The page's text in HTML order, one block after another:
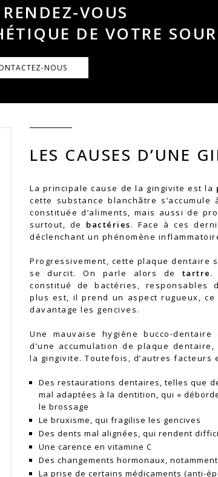
VOUS
DE VOTRE
NOUS
LES CAUSES D’UNE
La principale cause de la gingivite est la
cette substance blanchâtre
constituée d’aliments, mais aussi de
surtout, de bactéries. Face à ces
déclenchant un phénomène
Progressivement, cette plaque dentaire
se durcit. On parle alors de tartre .
constitué de bactéries, responsables
plus est, il prend un aspect rugueux,
davantage les gencives.
Une mauvaise hygiène bucco-
d’une accumulation de plaque
la gingivite. Toutefois, d’autres facteurs
Des restaurations dentaires, telles que
mal adaptées à la dentition, qui «
le brossage
Le bruxisme, qui fragilise les gencives
Des dents mal alignées, qui rendent
Une carence en vitamine C
Des changements hormonaux,
La prise de certains médicaments (anti-